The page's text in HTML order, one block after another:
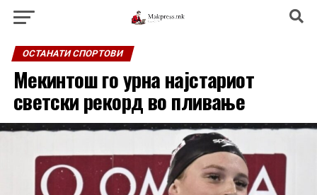
ОСТАНАТИ СПОРТОВИ
Мекинтош го урна најстариот
светски рекорд во пливање